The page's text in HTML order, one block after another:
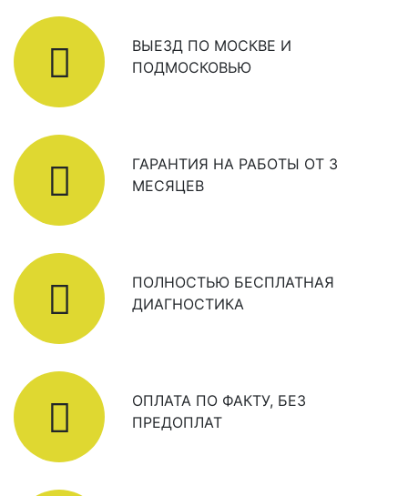
ВЫЕЗД ПО МОСКВЕ И
ПОДМОСКОВЬЮ
ГАРАНТИЯ НА РАБОТЫ ОТ 3
МЕСЯЦЕВ
ПОЛНОСТЬЮ БЕСПЛАТНАЯ
ДИАГНОСТИКА
ОПЛАТА ПО ФАКТУ, БЕЗ
ПРЕДОПЛАТ